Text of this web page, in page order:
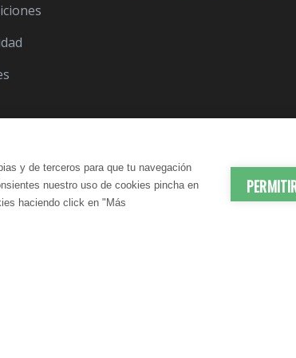
© 2012-2026 LindaVita - Todos los derechos
y de terceros para que tu navegación
nuestro uso de cookies pincha en
haciendo click en "Más